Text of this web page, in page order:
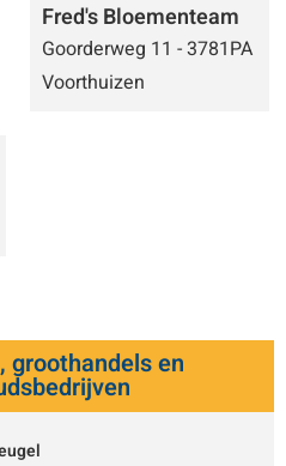
Fred's Bloementeam
Goorderweg 11 - 3781PA
Voorthuizen
groothandels en